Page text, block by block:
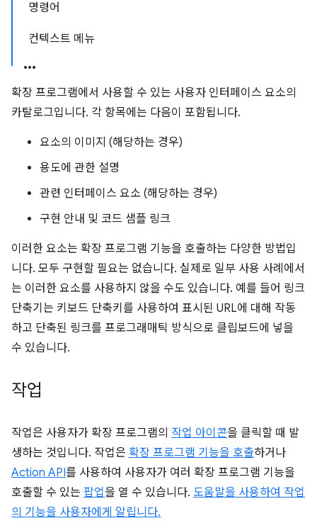
명령어
컨텍스트 메뉴
확장 프로그램에서 사용할 수 있는 사용자 인터페이스 요소의
카탈로그입니다. 각 항목에는 다음이 포함됩니다.
요소의 이미지 (해당하는 경우)
용도에 관한 설명
관련 인터페이스 요소 (해당하는 경우)
구현 안내 및 코드 샘플 링크
이러한 요소는 확장 프로그램 기능을 호출하는 다양한 방법입
니다. 모두 구현할 필요는 없습니다. 실제로 일부 사용 사례에서
는 이러한 요소를 사용하지 않을 수도 있습니다. 예를 들어 링크
단축기는 키보드 단축키를 사용하여 표시된 URL에 대해 작동
하고 단축된 링크를 프로그래매틱 방식으로 클립보드에 넣을
수 있습니다.
작업
작업은 사용자가 확장 프로그램의 작업 아이콘을 클릭할 때 발
생하는 것입니다. 작업은 확장 프로그램 기능을 호출하거나
Action API를 사용하여 사용자가 여러 확장 프로그램 기능을
호출할 수 있는 팝업을 열 수 있습니다. 도움말을 사용하여 작업
의 기능을 사용자에게 알립니다.